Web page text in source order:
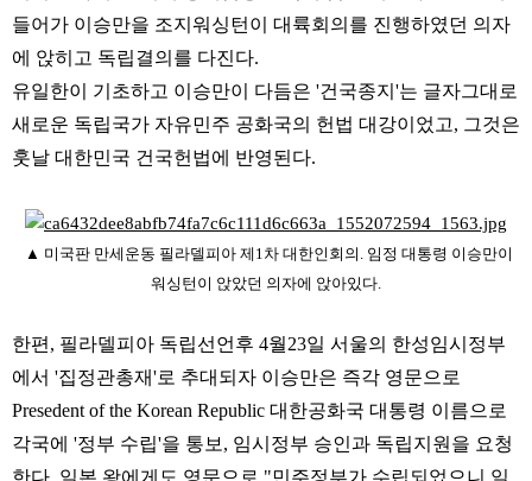
들어가 이승만을 조지워싱턴이 대륙회의를 진행하였던 의자
에 앉히고 독립결의를 다진다.
유일한이 기초하고 이승만이 다듬은 '건국종지'는 글자그대로
새로운 독립국가 자유민주 공화국의 헌법 대강이었고, 그것은
훗날 대한민국 건국헌법에 반영된다.
▲ 미국판 만세운동 필라델피아 제1차 대한인회의. 임정 대통령 이승만이
워싱턴이 앉았던 의자에 앉아있다.
한편, 필라델피아 독립선언후 4월23일 서울의 한성임시정부
에서 '집정관총재'로 추대되자 이승만은 즉각 영문으로
Presedent of the Korean Republic 대한공화국 대통령 이름으로
각국에 '정부 수립'을 통보, 임시정부 승인과 독립지원을 요청
한다. 일본 왕에게도 영문으로 "민주정부가 수립되었으니 일